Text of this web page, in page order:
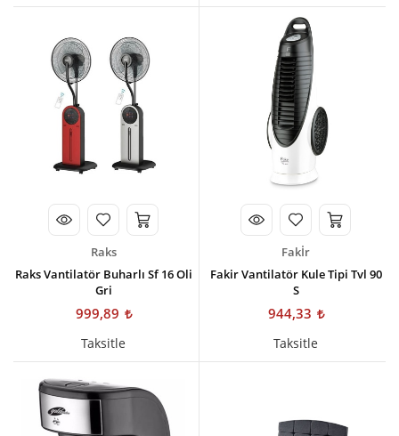
Raks
Raks Vantilatör Buharlı Sf 16 Oli
Gri
999,89
Taksitle
Fakİr
Fakir Vantilatör Kule Tipi Tvl 90
S
944,33
Taksitle